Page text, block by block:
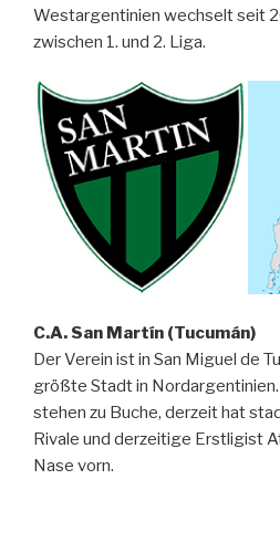
Westargentinien wechselt seit
zwischen 1. und 2. Liga.
C.A. San Martín (Tucumán)
Der Verein ist in San Miguel de
größte Stadt in
stehen zu Buche, derzeit hat
Rivale und derzeitige Erstligist
Nase vorn.